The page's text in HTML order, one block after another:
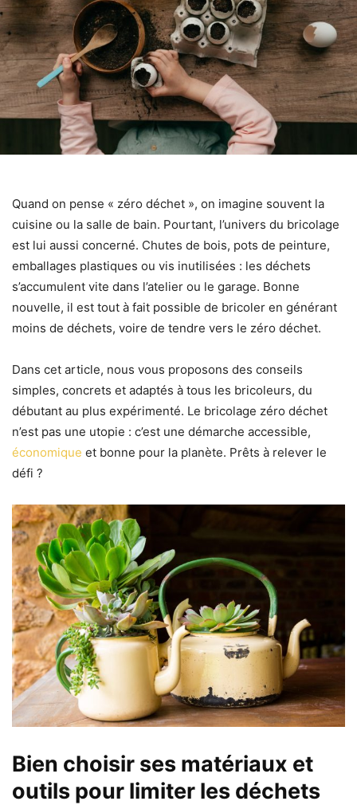
Quand on pense « zéro déchet », on imagine souvent la
cuisine ou la salle de bain. Pourtant, l’univers du bricolage
est lui aussi concerné. Chutes de bois, pots de peinture,
emballages plastiques ou vis inutilisées : les déchets
s’accumulent vite dans l’atelier ou le garage. Bonne
nouvelle, il est tout à fait possible de bricoler en générant
moins de déchets, voire de tendre vers le zéro déchet.
Dans cet article, nous vous proposons des conseils
simples, concrets et adaptés à tous les bricoleurs, du
débutant au plus expérimenté. Le bricolage zéro déchet
n’est pas une utopie : c’est une démarche accessible,
économique et bonne pour la planète. Prêts à relever le
défi ?
Bien choisir ses matériaux et
outils pour limiter les déchets